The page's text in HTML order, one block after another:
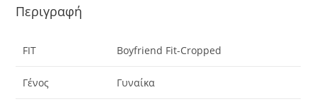
Περιγραφή
FIT Boyfriend Fit-Cropped
Γένος Γυναίκα